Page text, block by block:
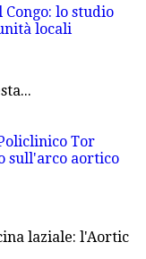
laziale: l'Aortic